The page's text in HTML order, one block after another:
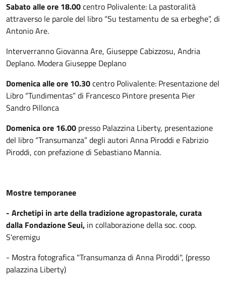
Sabato alle ore 18.00centro Polivalente: La pastoralità
attraverso le parole del libro “Su testamentu de sa erbeghe”, di
Antonio Are.
Interverranno Giovanna Are, Giuseppe Cabizzosu, Andria
Deplano. Modera Giuseppe Deplano
Domenica alle ore 10.30centro Polivalente: Presentazione del
Libro “Tundimentas” di Francesco Pintore presenta Pier
Sandro Pillonca
Domenica ore 16.00 presso Palazzina Liberty, presentazione
del libro “Transumanza” degli autori Anna Piroddi e Fabrizio
Piroddi, con prefazione di Sebastiano Mannia.
Mostre temporanee
- Archetipi in arte della tradizione agropastorale, curata
dalla Fondazione Seui, in collaborazione della soc. coop.
S'eremigu
- Mostra fotografica "Transumanza di Anna Piroddi", (presso
palazzina Liberty)